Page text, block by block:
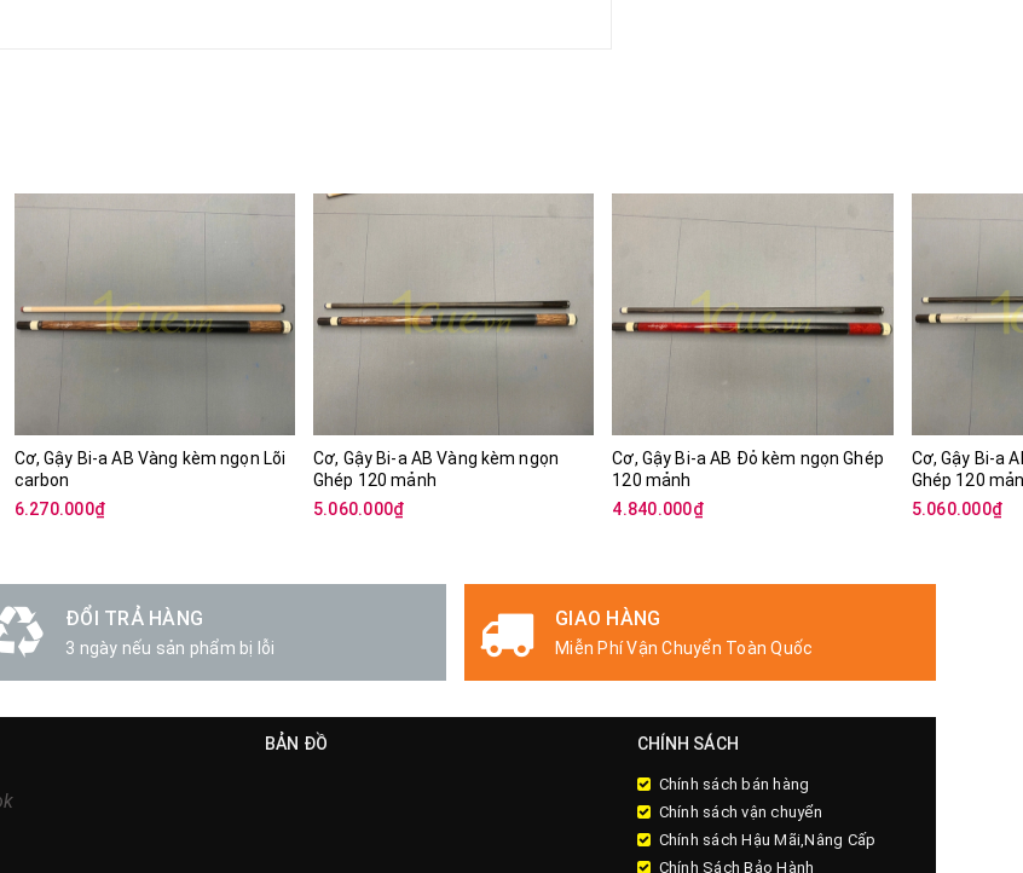
Cơ, Gậy Bi-a AB Vàng kèm ngọn Lõi
carbon
6.270.000₫
Cơ, Gậy Bi-a AB Vàng kèm ngọn
Ghép 120 mảnh
5.060.000₫
Cơ, Gậy Bi-a AB Đỏ kèm ngọn Ghép
120 mảnh
4.840.000₫
Cơ, Gậy Bi-a
Ghép 120
5.060.000₫
GIAO HÀNG
Miễn Phí Vận Chuyển Toàn Quốc
THANH TOÁN
100% trước khi vận chuyển
BẢN ĐỒ CHÍNH SÁCH
Chính sách bán hàng
Chính sách vận chuyển
Chính sách Hậu Mãi,Nâng Cấp
Chính Sách Bảo Hành